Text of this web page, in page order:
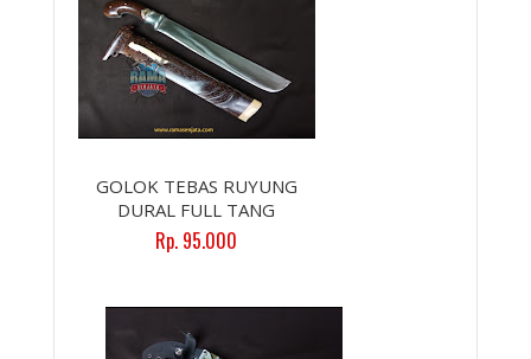
GOLOK TEBAS RUYUNG
DURAL FULL TANG
Rp. 95.000